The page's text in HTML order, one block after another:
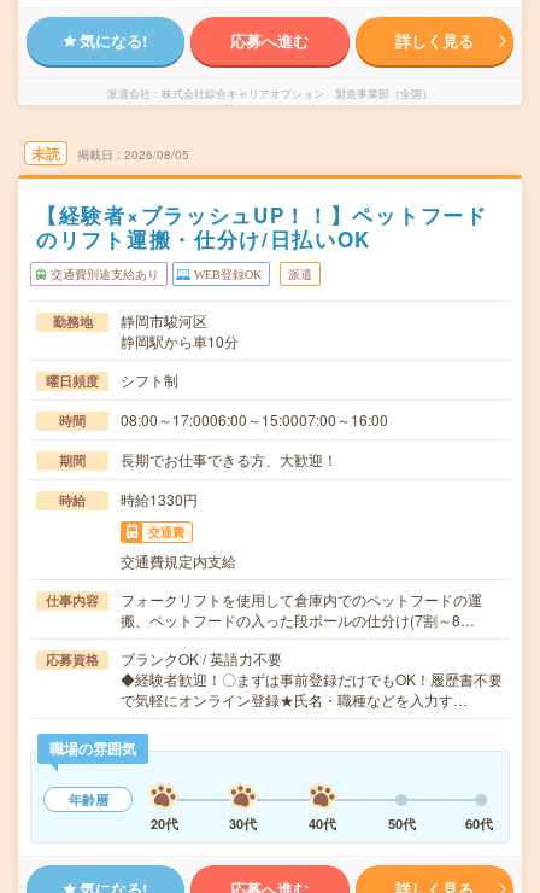
気になる! 応募へ進む 詳しく見る
派遣会社 株式会社綜合キャリアオプション 製造事業部（全国）
未読 掲載日 2026/08/05
【経験者×ブラッシュUP！！】ペットフード
のリフト運搬・仕分け/日払いOK
交通費別途支給あり WEB登録OK 派遣
勤務地
静岡市駿河区
静岡駅から車10分
曜日頻度 シフト制
時間 08:00～17:0006:00～15:0007:00～16:00
期間 長期でお仕事できる方、大歓迎！
時給 時給1330円
交通費
交通費規定内支給
仕事内容
フォークリフトを使用して倉庫内でのペットフードの運
搬、ペットフードの入った段ボールの仕分け(7割～8…
応募資格
ブランクOK / 英語力不要
◆経験者歓迎！〇まずは事前登録だけでもOK！履歴書不要
で気軽にオンライン登録★氏名・職種などを入力す…
職場の雰囲気
年齢層
20代
30代 40代 50代 60代